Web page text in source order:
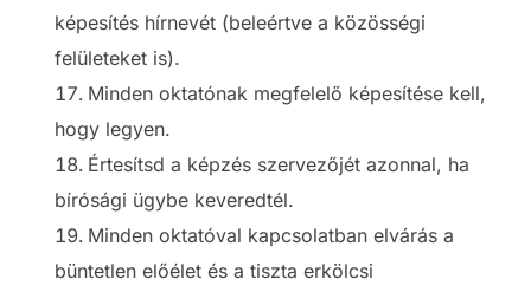
képesítés hírnevét (beleértve a közösségi
felületeket is).
Minden oktatónak megfelelő képesítése kell,
hogy legyen.
Értesítsd a képzés szervezőjét azonnal, ha
bírósági ügybe keveredtél.
Minden oktatóval kapcsolatban elvárás a
büntetlen előélet és a tiszta erkölcsi